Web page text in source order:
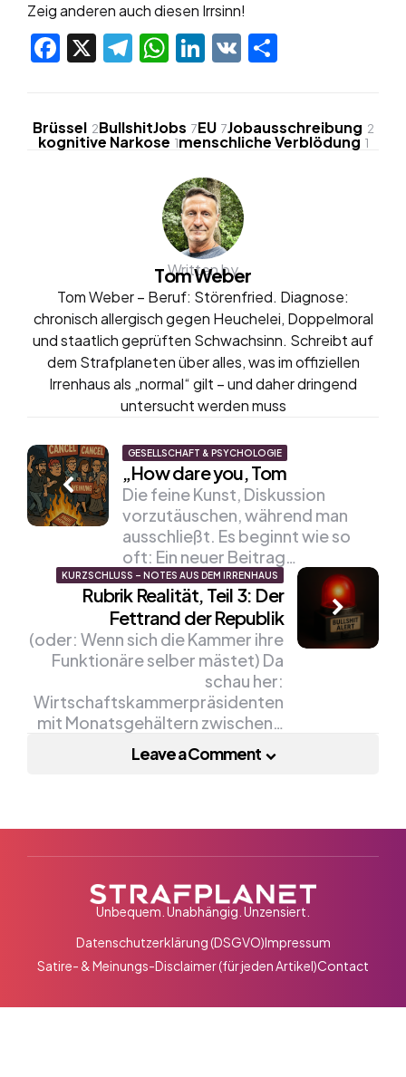
Zeig anderen auch diesen Irrsinn!
Facebook
X Telegram
WhatsApp
LinkedIn
VK
Brüssel 2BullshitJobs 7EU 7Jobausschreibung 2
kognitive Narkose 1menschliche Verblödung 1
Written by
Tom Weber
Tom Weber – Beruf: Störenfried. Diagnose:
chronisch allergisch gegen Heuchelei, Doppelmoral
und staatlich geprüften Schwachsinn. Schreibt auf
dem Strafplaneten über alles, was im offiziellen
Irrenhaus als „normal“ gilt – und daher dringend
untersucht werden muss
Post
navigation
GESELLSCHAFT & PSYCHOLOGIE
„How dare you, Tom
Die feine Kunst, Diskussion
vorzutäuschen, während man
ausschließt. Es beginnt wie so
oft: Ein neuer Beitrag…
KURZSCHLUSS – NOTES AUS DEM IRRENHAUS
Rubrik Realität, Teil 3: Der
Fettrand der Republik
(oder: Wenn sich die Kammer ihre
Funktionäre selber mästet) Da
schau her:
Wirtschaftskammerpräsidenten
mit Monatsgehältern zwischen…
Leave a Comment
Unbequem. Unabhängig. Unzensiert.
Datenschutzerklärung (DSGVO)Impressum
Satire- & Meinungs-Disclaimer (für jeden Artikel)Contact